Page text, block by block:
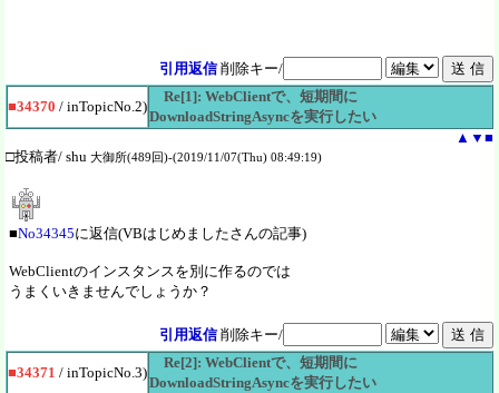
引用返信 削除キー/
■34370 / inTopicNo.2)
Re[1]: WebClientで、短期間に
DownloadStringAsyncを実行したい
▲ ▼ ■
□投稿者/ shu 大御所(489回)-(2019/11/07(Thu) 08:49:19)
■No34345に返信(VBはじめましたさんの記事)
WebClientのインスタンスを別に作るのでは
うまくいきませんでしょうか？
引用返信 削除キー/
■34371 / inTopicNo.3)
Re[2]: WebClientで、短期間に
DownloadStringAsyncを実行したい